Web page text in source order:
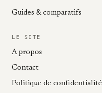
Guides & comparatifs
LE SITE
A propos
Contact
Politique de confidentialité